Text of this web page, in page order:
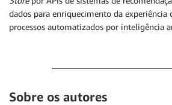
dados para enriquecimento da experiência
processos automatizados por inteligência
Sobre os autores